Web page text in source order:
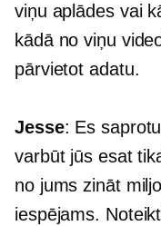
viņu aplādes vai
kādā no viņu
pārvietot adatu.
Jesse: Es
varbūt jūs esat
no jums zināt
iespējams.